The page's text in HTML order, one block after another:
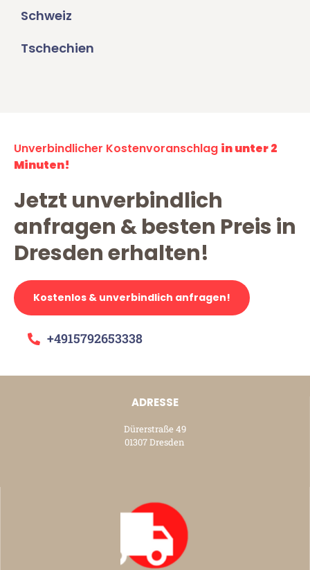
Schweiz
Tschechien
Unverbindlicher Kostenvoranschlag in unter 2
Minuten!
Jetzt unverbindlich
anfragen & besten Preis in
Dresden erhalten!
Kostenlos & unverbindlich anfragen!
+4915792653338
ADRESSE
Dürerstraße 49
01307 Dresden